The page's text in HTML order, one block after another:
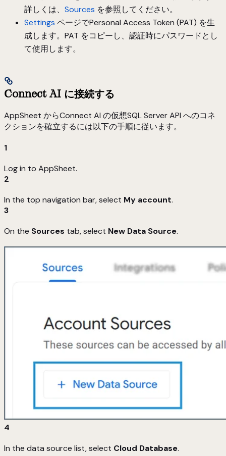
詳しくは、 Sources を参照してください。
Settings ページでPersonal Access Token (PAT) を生
成します。PAT をコピーし、認証時にパスワードとし
て使用します。
Connect AI に接続する
AppSheet からConnect AI の仮想SQL Server API へのコネ
クションを確立するには以下の手順に従います。
1
Log in to AppSheet.
2
In the top navigation bar, select My account.
3
On the Sources tab, select New Data Source.
4
In the data source list, select Cloud Database.